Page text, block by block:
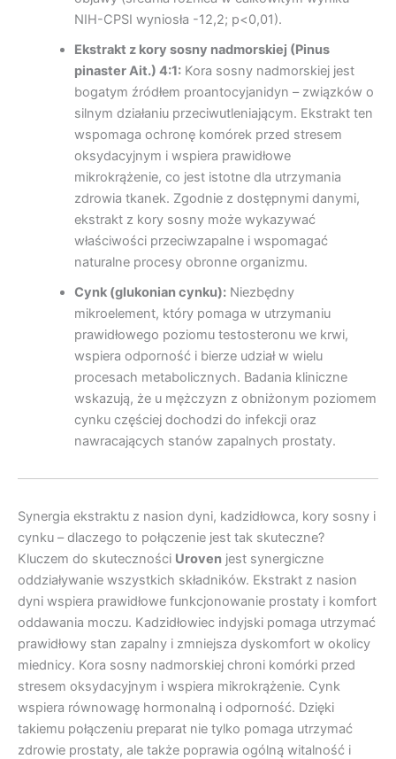
NIH-CPSI wyniosła -12,2; p<0,01).
Ekstrakt z kory sosny nadmorskiej (Pinus
pinaster Ait.) 4:1:Kora sosny nadmorskiej jest
bogatym źródłem proantocyjanidyn – związków o
silnym działaniu przeciwutleniającym. Ekstrakt ten
wspomaga ochronę komórek przed stresem
oksydacyjnym i wspiera prawidłowe
mikrokrążenie, co jest istotne dla utrzymania
zdrowia tkanek. Zgodnie z dostępnymi danymi,
ekstrakt z kory sosny może wykazywać
właściwości przeciwzapalne i wspomagać
naturalne procesy obronne organizmu.
Cynk (glukonian cynku):Niezbędny
mikroelement, który pomaga w utrzymaniu
prawidłowego poziomu testosteronu we krwi,
wspiera odporność i bierze udział w wielu
procesach metabolicznych. Badania kliniczne
wskazują, że u mężczyzn z obniżonym poziomem
cynku częściej dochodzi do infekcji oraz
nawracających stanów zapalnych prostaty.
Synergia ekstraktu z nasion dyni, kadzidłowca, kory sosny i
cynku – dlaczego to połączenie jest tak skuteczne?
Kluczem do skuteczności Uroven jest synergiczne
oddziaływanie wszystkich składników. Ekstrakt z nasion
dyni wspiera prawidłowe funkcjonowanie prostaty i komfort
oddawania moczu. Kadzidłowiec indyjski pomaga utrzymać
prawidłowy stan zapalny i zmniejsza dyskomfort w okolicy
miednicy. Kora sosny nadmorskiej chroni komórki przed
stresem oksydacyjnym i wspiera mikrokrążenie. Cynk
wspiera równowagę hormonalną i odporność. Dzięki
takiemu połączeniu preparat nie tylko pomaga utrzymać
zdrowie prostaty, ale także poprawia ogólną witalność i